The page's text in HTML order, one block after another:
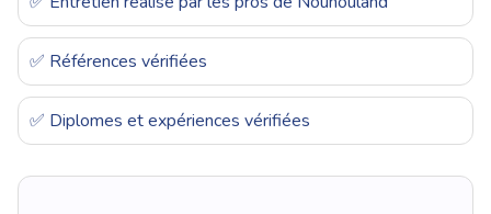
✅ Références vérifiées
✅ Diplomes et expériences vérifiées